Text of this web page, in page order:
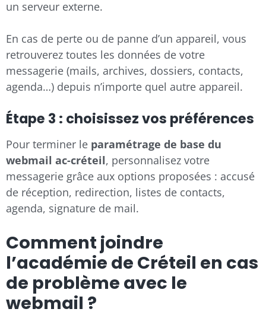
un serveur externe.
En cas de perte ou de panne d’un appareil, vous
retrouverez toutes les données de votre
messagerie (mails, archives, dossiers, contacts,
agenda…) depuis n’importe quel autre appareil.
Étape 3 : choisissez vos préférences
Pour terminer le paramétrage de base du
webmail ac-créteil, personnalisez votre
messagerie grâce aux options proposées : accusé
de réception, redirection, listes de contacts,
agenda, signature de mail.
Comment joindre
l’académie de Créteil en cas
de problème avec le
webmail ?